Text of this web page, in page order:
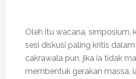
Oleh itu wacana, simposium,
sesi diskusi paling kritis
cakrawala pun, jika ia tidak
membentuk gerakan massa,